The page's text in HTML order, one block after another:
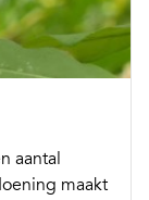
aantal
maakt